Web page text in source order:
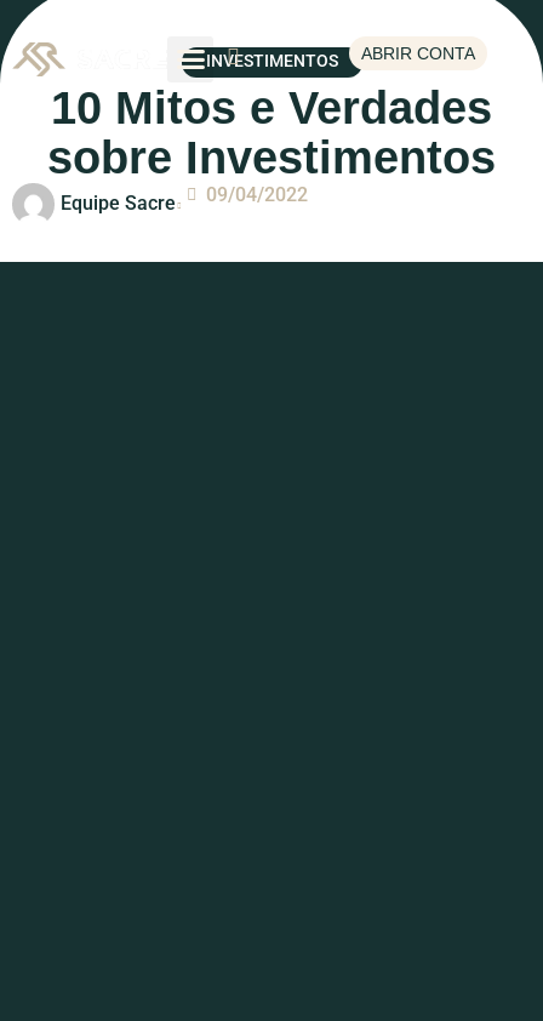
ABRIR CONTA
INVESTIMENTOS
10 Mitos e Verdades
sobre Investimentos
Equipe Sacre 09/04/2022